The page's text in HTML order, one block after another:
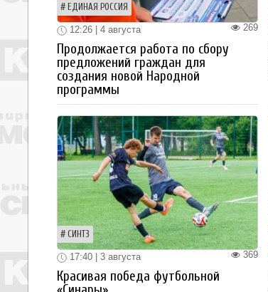
ЕДИНАЯ РОССИЯ
269
12:26 | 4 августа
Продолжается работа по сбору
предложений граждан для
создания новой Народной
программы
СИНТЗ
369
17:40 | 3 августа
Красивая победа футбольной